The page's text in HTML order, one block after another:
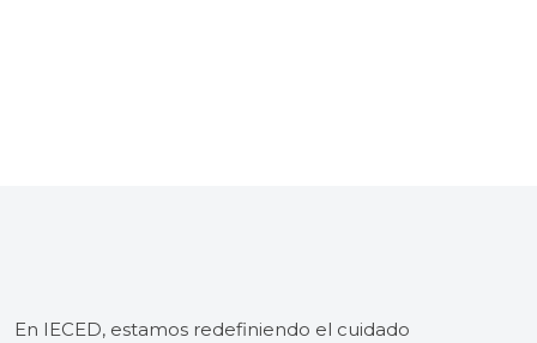
En IECED, estamos redefiniendo el cuidado